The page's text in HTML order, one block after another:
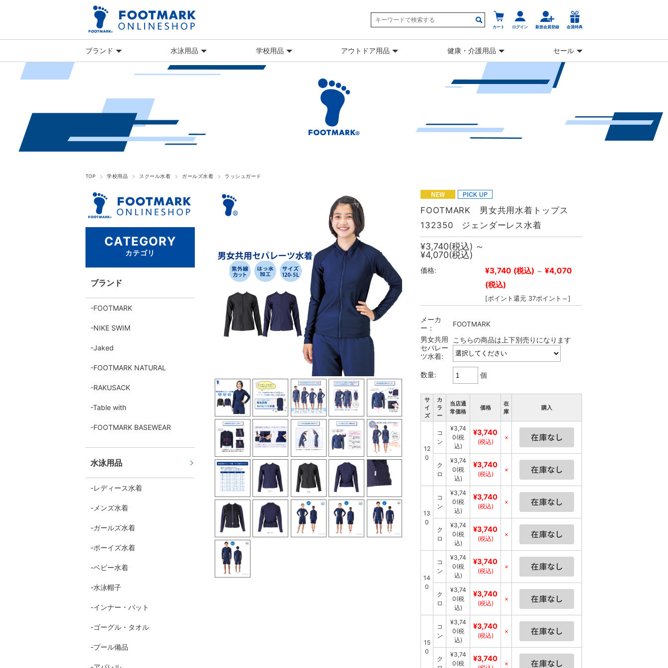
カート ログイン 新規会員登録 会員特典
ブランド 水泳用品 学校用品 アウトドア用品 健康・介護用品 セール
TOP 学校用品 スクール水着 ガールズ水着 ラッシュガード
FOOTMARK 男女共用水着トップス
132350 ジェンダーレス水着
¥3,740(税込) ～
¥4,070(税込)
価格: ¥3,740 (税込) ～ ¥4,070
(税込)
[ポイント還元 37ポイント～]
メーカ
ー：
FOOTMARK
男女共用
セパレー
ツ水着:
こちらの商品は上下別売りになります
数量: 個
サ
イ
ズ
カ
ラ
ー
当店通
常価格
価格
在
庫
購入
12
0
コ
ン
¥3,74
0(税
込)
¥3,740
(税込)
×
ク
ロ
¥3,74
0(税
込)
¥3,740
(税込)
×
13
0
コ
ン
¥3,74
0(税
込)
¥3,740
(税込)
×
ク
ロ
¥3,74
0(税
込)
¥3,740
(税込)
×
14
0
コ
ン
¥3,74
0(税
込)
¥3,740
(税込)
×
ク
ロ
¥3,74
0(税
込)
¥3,740
(税込)
×
15
0
コ
ン
¥3,74
0(税
込)
¥3,740
(税込)
×
ク
¥3,74
0(税
¥3,740
×
CATEGORY
カテゴリ
ブランド
FOOTMARK
NIKE SWIM
Jaked
FOOTMARK NATURAL
RAKUSACK
Table with
FOOTMARK BASEWEAR
水泳用品
レディース水着
メンズ水着
ガールズ水着
ボーイズ水着
ベビー水着
水泳帽子
インナー・パット
ゴーグル・タオル
プール備品